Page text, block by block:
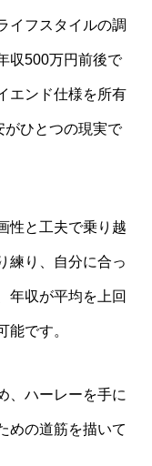
イフスタイルの調
収500万円前後で
エンド仕様を所有
がひとつの現実で
性と工夫で乗り越
練り、自分に合っ
年収が平均を上回
能です。
、ハーレーを手に
めの道筋を描いて